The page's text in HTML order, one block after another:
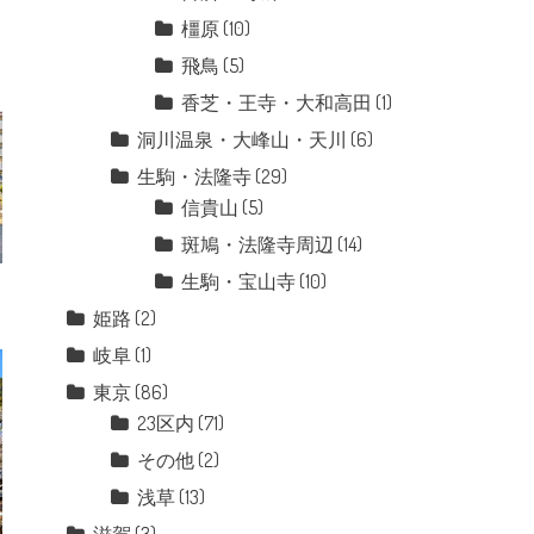
橿原 (10)
飛鳥 (5)
香芝・王寺・大和高田 (1)
洞川温泉・大峰山・天川 (6)
生駒・法隆寺 (29)
信貴山 (5)
斑鳩・法隆寺周辺 (14)
生駒・宝山寺 (10)
姫路 (2)
岐阜 (1)
東京 (86)
23区内 (71)
その他 (2)
浅草 (13)